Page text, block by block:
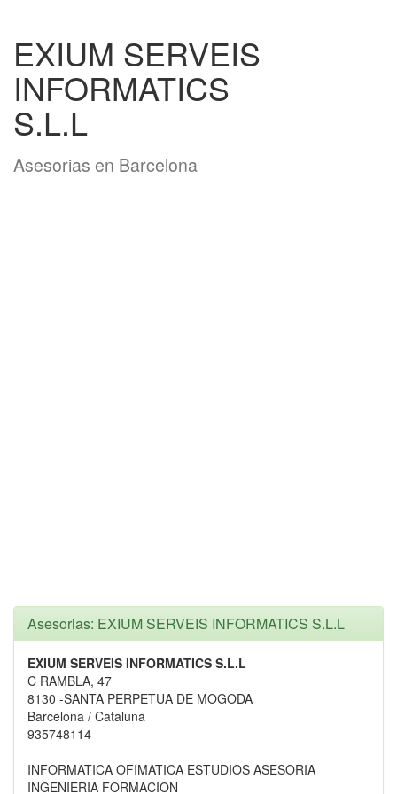
EXIUM SERVEIS
INFORMATICS
S.L.L
Asesorias en Barcelona
Asesorias: EXIUM SERVEIS INFORMATICS S.L.L
EXIUM SERVEIS INFORMATICS S.L.L
C RAMBLA, 47
8130 -SANTA PERPETUA DE MOGODA
Barcelona / Cataluna
935748114
INFORMATICA OFIMATICA ESTUDIOS ASESORIA
INGENIERIA FORMACION